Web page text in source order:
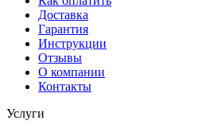
Доставка
Гарантия
Инструкции
Отзывы
О компании
Контакты
Услуги